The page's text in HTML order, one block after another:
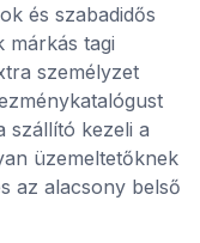
és szabadidős
márkás tagi
személyzet
szállító kezeli a
üzemeltetőknek
az alacsony belső